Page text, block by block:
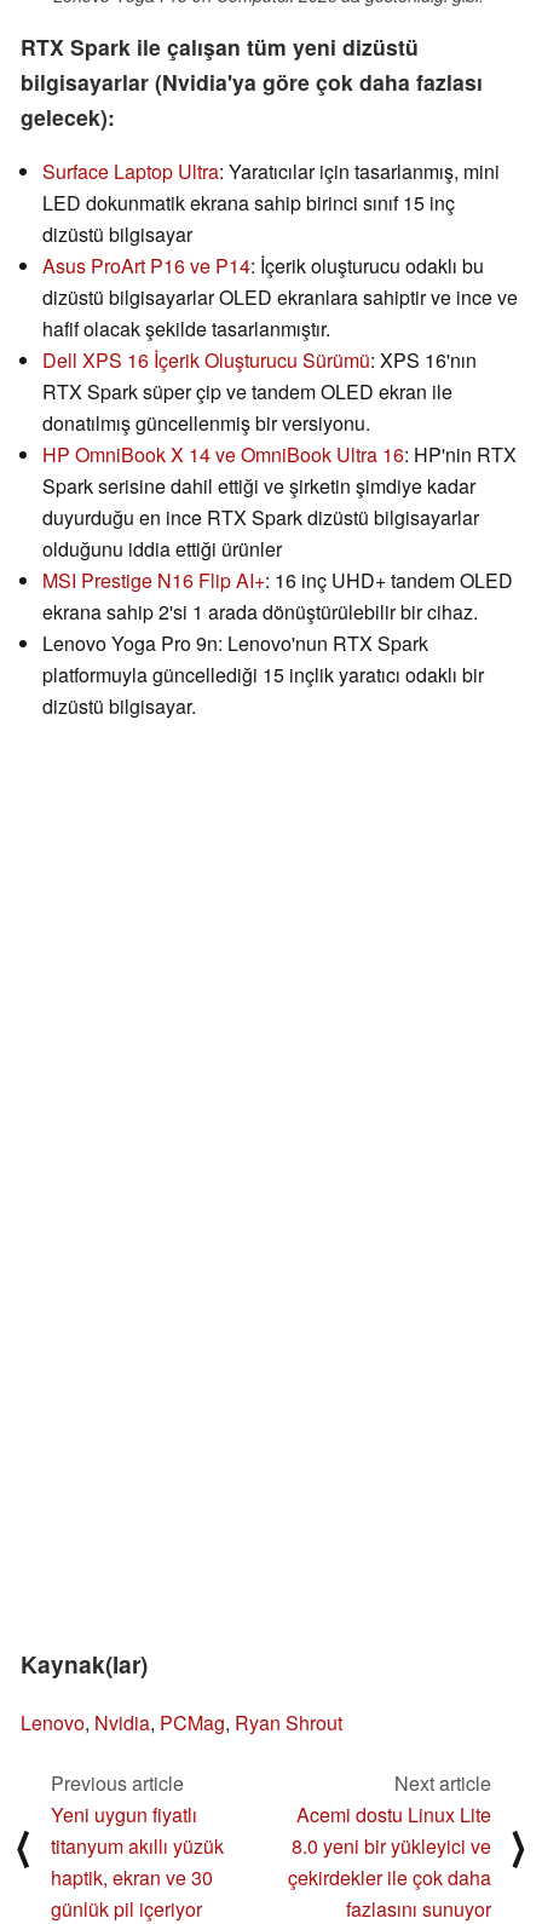
RTX Spark ile çalışan tüm yeni dizüstü
bilgisayarlar (Nvidia'ya göre çok daha fazlası
gelecek):
Surface Laptop Ultra: Yaratıcılar için tasarlanmış, mini
LED dokunmatik ekrana sahip birinci sınıf 15 inç
dizüstü bilgisayar
Asus ProArt P16 ve P14: İçerik oluşturucu odaklı bu
dizüstü bilgisayarlar OLED ekranlara sahiptir ve ince ve
hafif olacak şekilde tasarlanmıştır.
Dell XPS 16 İçerik Oluşturucu Sürümü: XPS 16'nın
RTX Spark süper çip ve tandem OLED ekran ile
donatılmış güncellenmiş bir versiyonu.
HP OmniBook X 14 ve OmniBook Ultra 16: HP'nin RTX
Spark serisine dahil ettiği ve şirketin şimdiye kadar
duyurduğu en ince RTX Spark dizüstü bilgisayarlar
olduğunu iddia ettiği ürünler
MSI Prestige N16 Flip AI+: 16 inç UHD+ tandem OLED
ekrana sahip 2'si 1 arada dönüştürülebilir bir cihaz.
Lenovo Yoga Pro 9n: Lenovo'nun RTX Spark
platformuyla güncellediği 15 inçlik yaratıcı odaklı bir
dizüstü bilgisayar.
Kaynak(lar)
Lenovo, Nvidia, PCMag, Ryan Shrout
⟨
Previous article
Yeni uygun fiyatlı
titanyum akıllı yüzük
haptik, ekran ve 30
günlük pil içeriyor
Next article
Acemi dostu Linux Lite
8.0 yeni bir yükleyici ve
çekirdekler ile çok daha
fazlasını sunuyor
⟩